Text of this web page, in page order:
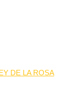
DE LA ROSA